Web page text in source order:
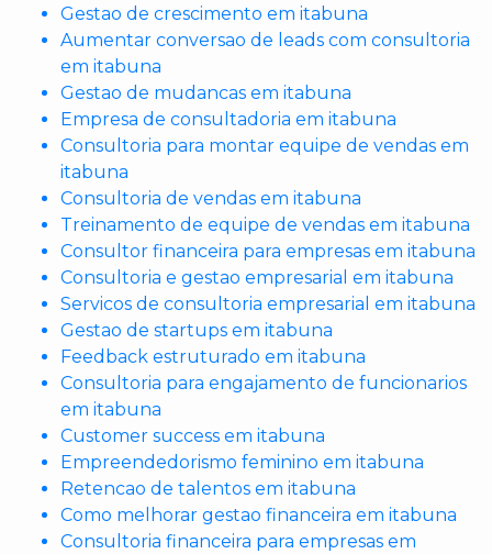
Gestao de crescimento em itabuna
Aumentar conversao de leads com consultoria
em itabuna
Gestao de mudancas em itabuna
Empresa de consultadoria em itabuna
Consultoria para montar equipe de vendas em
itabuna
Consultoria de vendas em itabuna
Treinamento de equipe de vendas em itabuna
Consultor financeira para empresas em itabuna
Consultoria e gestao empresarial em itabuna
Servicos de consultoria empresarial em itabuna
Gestao de startups em itabuna
Feedback estruturado em itabuna
Consultoria para engajamento de funcionarios
em itabuna
Customer success em itabuna
Empreendedorismo feminino em itabuna
Retencao de talentos em itabuna
Como melhorar gestao financeira em itabuna
Consultoria financeira para empresas em